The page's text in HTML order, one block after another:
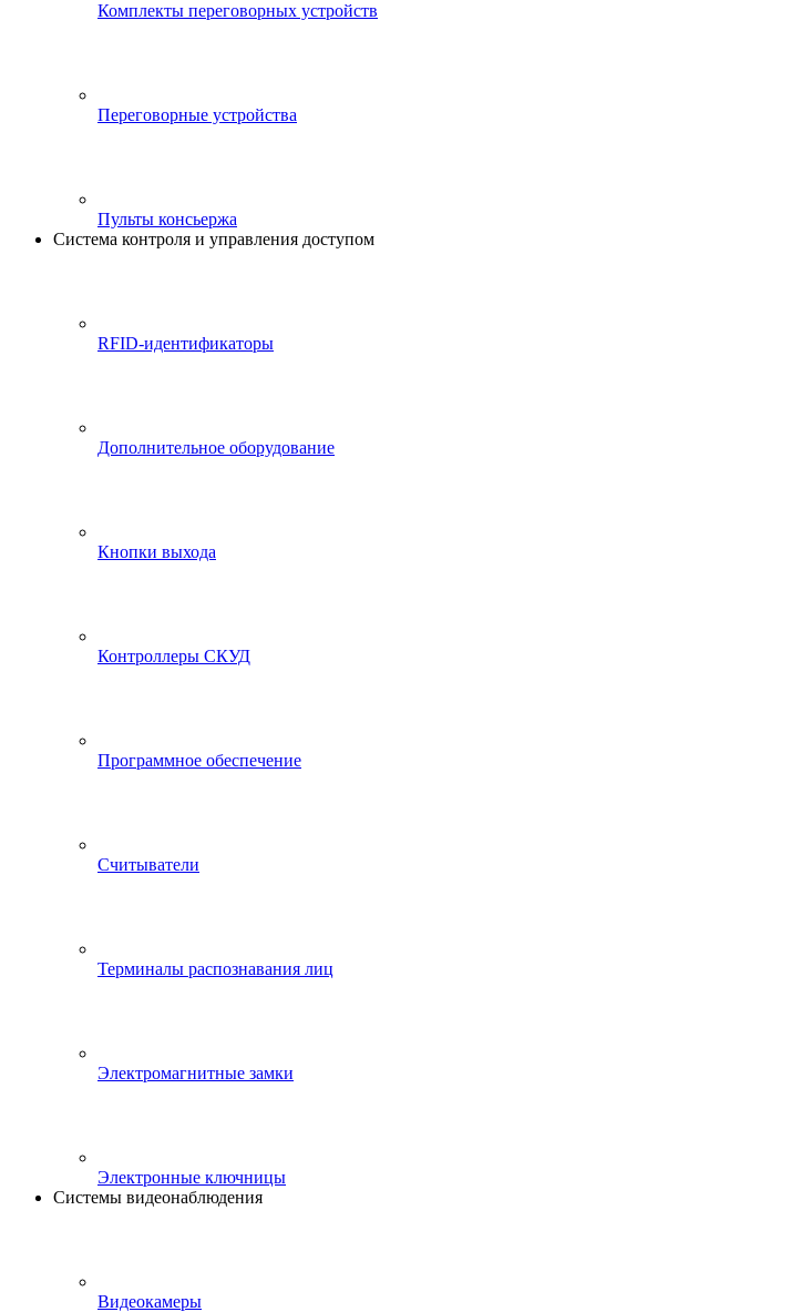
Комплекты переговорных устройств
Переговорные устройства
Пульты консьержа
Система контроля и управления доступом
RFID-идентификаторы
Дополнительное оборудование
Кнопки выхода
Контроллеры СКУД
Программное обеспечение
Считыватели
Терминалы распознавания лиц
Электромагнитные замки
Электронные ключницы
Системы видеонаблюдения
Видеокамеры